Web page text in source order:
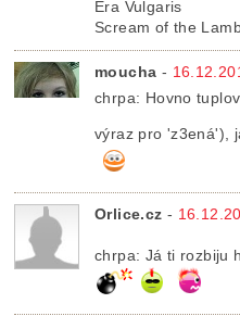
Era Vulgaris
Scream of the
moucha -
chrpa: Hovno
výraz pro 'z3ená'),
Orlice.cz -
chrpa: Já ti rozbiju